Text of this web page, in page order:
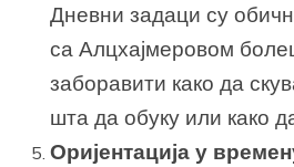
Дневни задаци су
са Алцхајмеровом
заборавити како да
шта да обуку или како
Оријентација у